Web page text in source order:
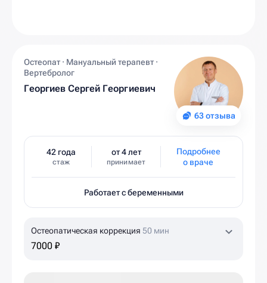
63 отзыва
Остеопат · Мануальный терапевт ·
Вертебролог
Георгиев Сергей Георгиевич
42 года
стаж
от 4 лет
принимает
Подробнее
о враче
Работает с беременными
Остеопатическая коррекция 50 мин
7000 ₽